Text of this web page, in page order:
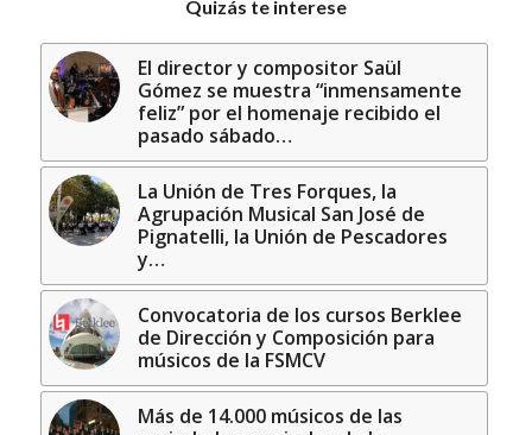
Quizás te interese
El director y compositor Saül
Gómez se muestra “inmensamente
feliz” por el homenaje recibido el
pasado sábado…
La Unión de Tres Forques, la
Agrupación Musical San José de
Pignatelli, la Unión de Pescadores
y…
Convocatoria de los cursos Berklee
de Dirección y Composición para
músicos de la FSMCV
Más de 14.000 músicos de las